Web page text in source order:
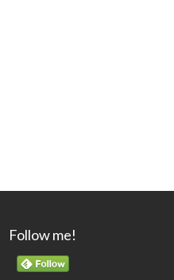
Follow me!